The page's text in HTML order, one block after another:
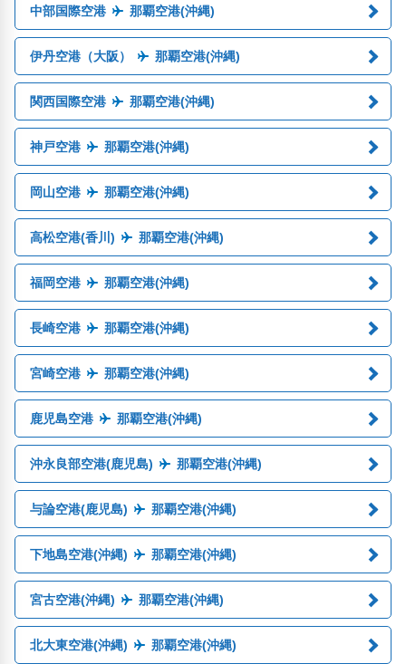
中部国際空港 那覇空港(沖縄)
伊丹空港（大阪） 那覇空港(沖縄)
関西国際空港 那覇空港(沖縄)
神戸空港 那覇空港(沖縄)
岡山空港 那覇空港(沖縄)
高松空港(香川) 那覇空港(沖縄)
福岡空港 那覇空港(沖縄)
長崎空港 那覇空港(沖縄)
宮崎空港 那覇空港(沖縄)
鹿児島空港 那覇空港(沖縄)
沖永良部空港(鹿児島) 那覇空港(沖縄)
与論空港(鹿児島) 那覇空港(沖縄)
下地島空港(沖縄) 那覇空港(沖縄)
宮古空港(沖縄) 那覇空港(沖縄)
北大東空港(沖縄) 那覇空港(沖縄)